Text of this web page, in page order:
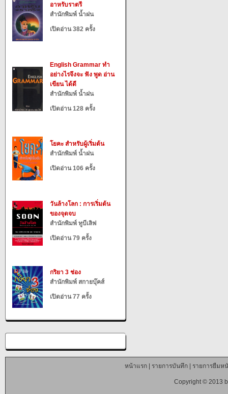
อาหรับราตรี
สำนักพิมพ์ น้ำฝน
เปิดอ่าน 382 ครั้ง
English Grammar ทำ
อย่างไรจึงจะ ฟัง พูด อ่าน
เขียน ได้ดี
สำนักพิมพ์ น้ำฝน
เปิดอ่าน 128 ครั้ง
โยคะ สำหรับผู้เริ่มต้น
สำนักพิมพ์ น้ำฝน
เปิดอ่าน 106 ครั้ง
วันล้างโลก : การเริ่มต้น
ของจุดจบ
สำนักพิมพ์ ทูบีเลิฟ
เปิดอ่าน 79 ครั้ง
กริยา 3 ช่อง
สำนักพิมพ์ สกายบุ๊คส์
เปิดอ่าน 77 ครั้ง
หน้าแรก| รายการบันทึก| รายการยืมห
Copyright © 2013